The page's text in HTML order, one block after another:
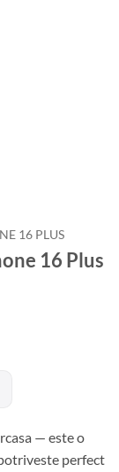
16 PLUS
16 Plus
— este o
perfect